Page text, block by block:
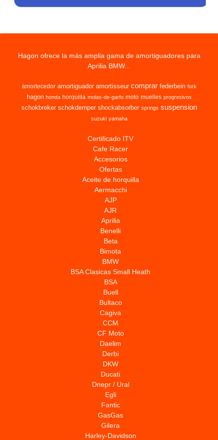
Hagon ofrece la más amplia gama de amortiguadores para
Aprilia BMW...
amortecedor amortiguador amortisseur comprar federbein fork
hagon honda horquilla molas-de-garfo moto muelles progresivos
schokbreker schokdemper shockabsorber springs suspension
suzuki yamaha
Certificado ITV
Cafe Racer
Accesorios
Ofertas
Aceite de horquilla
Aermacchi
AJP
AJR
Aprilia
Benelli
Beta
Bimota
BMW
BSA Clasicas Small Heath
BSA
Buell
Bultaco
Cagiva
CCM
CF Moto
Daelim
Derbi
DKW
Ducati
Dnepr / Ural
Egli
Fantic
GasGas
Gilera
Harley-Davidson